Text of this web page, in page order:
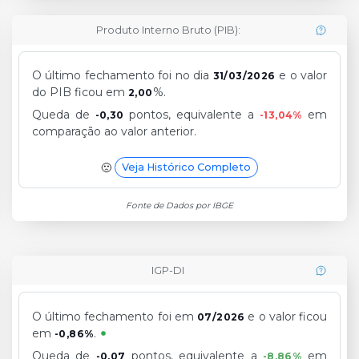
Produto Interno Bruto (PIB):
O último fechamento foi no dia 31/03/2026 e o valor
do PIB ficou em 2,00 %.
Queda de -0,30 pontos, equivalente a -13,04% em
comparação ao valor anterior.
Veja Histórico Completo
Fonte de Dados por IBGE
IGP-DI
O último fechamento foi em 07/2026 e o valor ficou
em -0,86%.
Queda de
-0,07 pontos, equivalente a -8,86% em